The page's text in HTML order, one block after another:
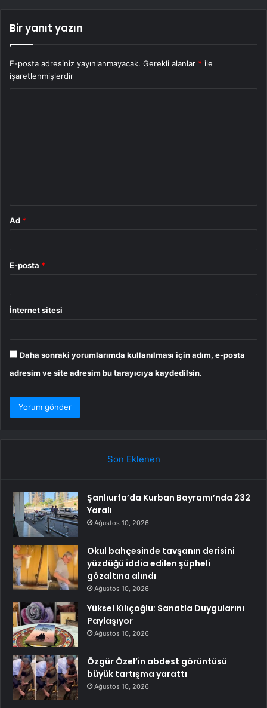
Bir yanıt yazın
E-posta adresiniz yayınlanmayacak. Gerekli alanlar * ile
işaretlenmişlerdir
Ad *
E-posta *
İnternet sitesi
Daha sonraki yorumlarımda kullanılması için adım, e-posta
adresim ve site adresim bu tarayıcıya kaydedilsin.
Son Eklenen
Şanlıurfa’da Kurban Bayramı’nda 232
Yaralı
Ağustos 10, 2026
Okul bahçesinde tavşanın derisini
yüzdüğü iddia edilen şüpheli
gözaltına alındı
Ağustos 10, 2026
Yüksel Kılıçoğlu: Sanatla Duygularını
Paylaşıyor
Ağustos 10, 2026
Özgür Özel’in abdest görüntüsü
büyük tartışma yarattı
Ağustos 10, 2026